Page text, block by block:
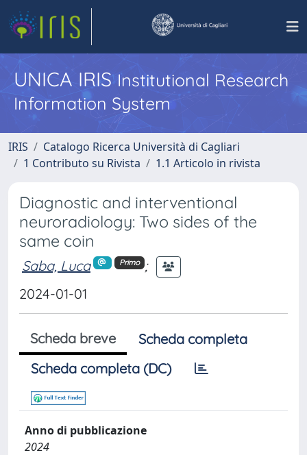
UNICA IRISInstitutional Research
Information System
IRIS
Catalogo Ricerca Università di Cagliari
1 Contributo su Rivista
1.1 Articolo in rivista
Diagnostic and interventional
neuroradiology: Two sides of the
same coin
Saba, Luca Primo
;
2024-01-01
Scheda breve
Scheda completa
Scheda completa (DC)
Anno di pubblicazione
2024